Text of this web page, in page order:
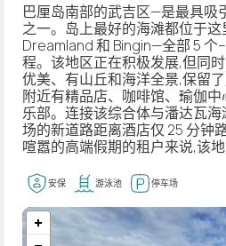
巴厘岛南部的武吉区—是最具吸
之一。岛上最好的海滩都位于这
Dreamland 和 Bingin—全部 5 个
程。该地区正在积极发展,但同
优美、有山丘和海洋全景,保留了
附近有精品店、咖啡馆、瑜伽
乐部。连接该综合体与潘达瓦
场的新道路距离酒店仅 25 分钟
喧嚣的高端假期的租户来说,该地
安保 游泳池 停车场